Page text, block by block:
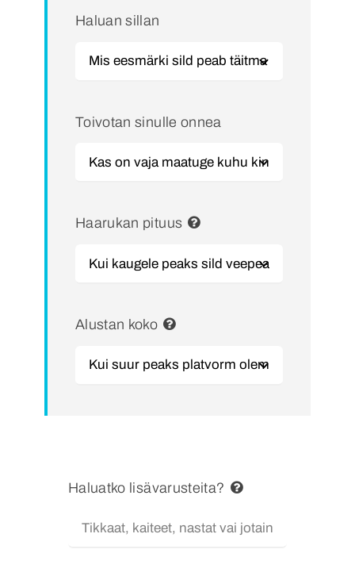
Haluan sillan
Toivotan sinulle onnea
Haarukan pituus
Alustan koko
Haluatko lisävarusteita?